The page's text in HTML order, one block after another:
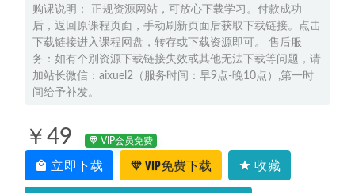
购课说明： 正规资源网站，可放心下载学习。付款成功
后，返回原课程页面，手动刷新页面后获取下载链接。点击
下载链接进入课程网盘，转存或下载资源即可。 售后服
务：如有个别资源下载链接失效或其他无法下载等问题，请
加站长微信：aixuel2（服务时间：早9点-晚10点）,第一时
间给予补发。
￥49 VIP会员免费
立即下载 VIP免费下载 收藏
2025高一语文网课暑假班+秋季班网课教程 2024-07-22
高中物理网课猿辅导2023崔珊珊高三物理视频教程（暑假班
+秋季班） 2022-11-27
2024王杭州初三数学尖端班（A+）网课教程（暑假班+秋季班
+寒假班） 2024-04-24
9节课男神塑形教程，教你如何打造“穿衣显瘦脱衣有肉”好
身材，百度网盘资源打包下载 2021-11-17